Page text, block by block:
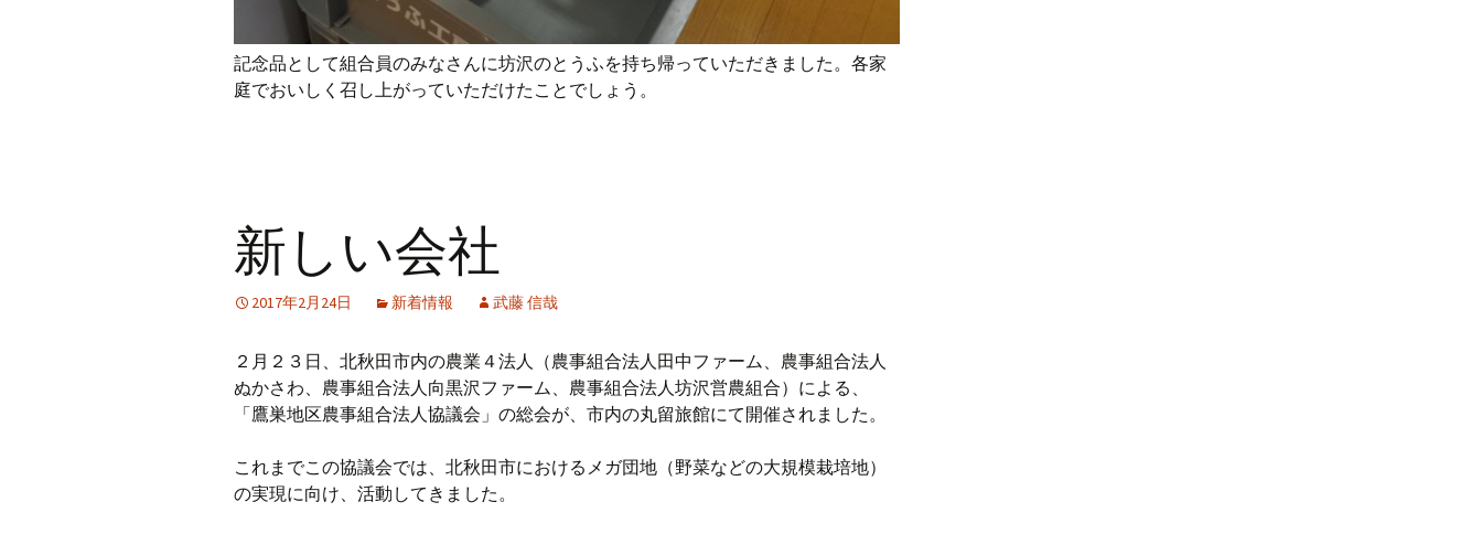
記念品として組合員のみなさんに坊沢のとうふを持ち帰っていただきました。各家
庭でおいしく召し上がっていただけたことでしょう。
新しい会社
2017年2月24日 新着情報 武藤 信哉
２月２３日、北秋田市内の農業４法人（農事組合法人田中ファーム、農事組合法人
ぬかさわ、農事組合法人向黒沢ファーム、農事組合法人坊沢営農組合）による、
「鷹巣地区農事組合法人協議会」の総会が、市内の丸留旅館にて開催されました。
これまでこの協議会では、北秋田市におけるメガ団地（野菜などの大規模栽培地）
の実現に向け、活動してきました。